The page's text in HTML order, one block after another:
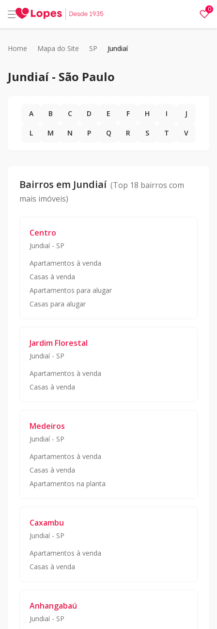
0
Home Mapa do Site SP Jundiaí
Jundiaí- São Paulo
A B C D E F H I J
L M N P Q R S T V
Bairros em Jundiaí (Top 18 bairros com
mais imóveis)
Centro
Jundiaí - SP
Apartamentos à venda
Casas à venda
Apartamentos para alugar
Casas para alugar
Jardim Florestal
Jundiaí - SP
Apartamentos à venda
Casas à venda
Medeiros
Jundiaí - SP
Apartamentos à venda
Casas à venda
Apartamentos na planta
Caxambu
Jundiaí - SP
Apartamentos à venda
Casas à venda
Anhangabaú
Jundiaí - SP